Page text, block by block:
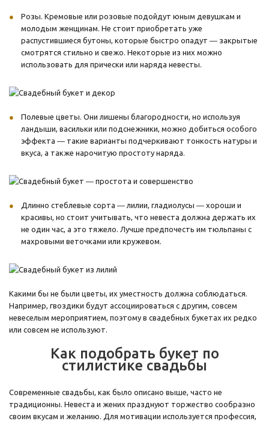
Розы. Кремовые или розовые подойдут юным девушкам и
молодым женщинам. Не стоит приобретать уже
распустившиеся бутоны, которые быстро опадут ― закрытые
смотрятся стильно и свежо. Некоторые из них можно
использовать для прически или наряда невесты.
Полевые цветы. Они лишены благородности, но используя
ландыши, васильки или подснежники, можно добиться особого
эффекта ― такие варианты подчеркивают тонкость натуры и
вкуса, а также нарочитую простоту наряда.
Длинно стеблевые сорта ― лилии, гладиолусы ― хороши и
красивы, но стоит учитывать, что невеста должна держать их
не один час, а это тяжело. Лучше предпочесть им тюльпаны с
махровыми веточками или кружевом.
Какими бы не были цветы, их уместность должна соблюдаться.
Например, гвоздики будут ассоциироваться с другим, совсем
невеселым мероприятием, поэтому в свадебных букетах их редко
или совсем не используют.
Как подобрать букет по
стилистике свадьбы
Современные свадьбы, как было описано выше, часто не
традиционны. Невеста и жених празднуют торжество сообразно
своим вкусам и желанию. Для мотивации используется профессия,